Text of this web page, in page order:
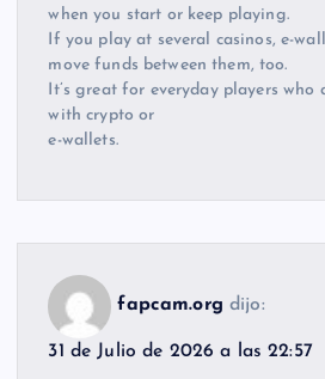
when you start or keep playing.
If you play at several casinos, e-
move funds between them, too.
It’s great for everyday players who
with crypto or
e-wallets.
fapcam.org dijo:
31 de Julio de 2026 a las 22:57